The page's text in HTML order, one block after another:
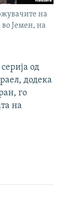
на
Јемен, на
од
додека
го
на